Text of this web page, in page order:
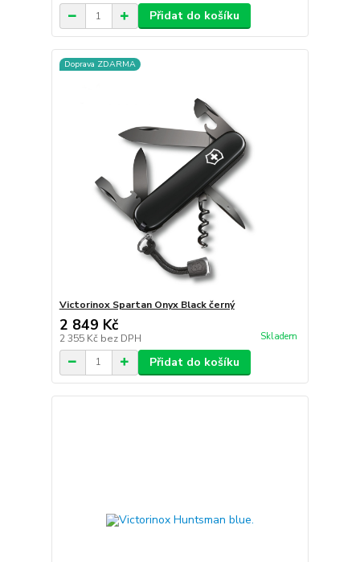
Přidat do košíku
Doprava ZDARMA
Victorinox Spartan Onyx Black černý
2 849 Kč
2 355 Kč bez DPH Skladem
Přidat do košíku